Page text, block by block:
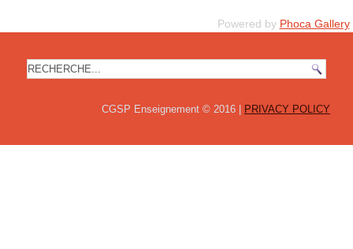
Powered by Phoca Gallery
CGSP Enseignement © 2016 | PRIVACY POLICY